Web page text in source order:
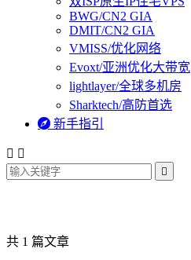
BWG/CN2 GIA
DMIT/CN2 GIA
VMISS/优化网络
Evoxt/亚洲优化大带宽
lightlayer/全球多机房
Sharktech/高防首选
 新手指引
 

共 1 篇文章